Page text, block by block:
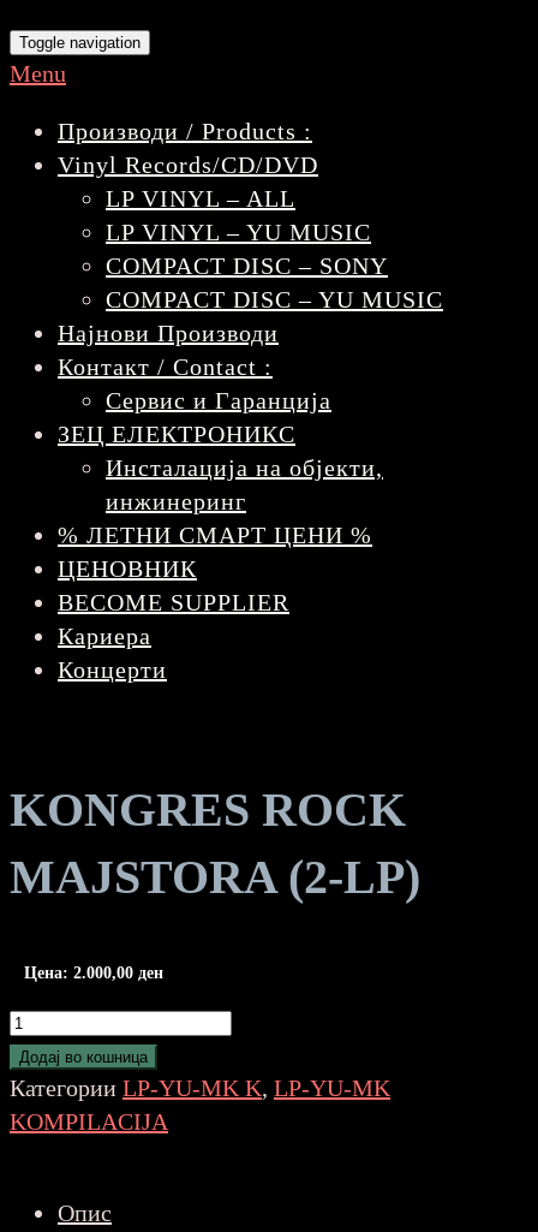
Toggle navigation
Menu
Производи / Products :
Vinyl Records/CD/DVD
LP VINYL – ALL
LP VINYL – YU MUSIC
COMPACT DISC – SONY
COMPACT DISC – YU MUSIC
Најнови Производи
Контакт / Contact :
Сервис и Гаранција
ЗЕЦ ЕЛЕКТРОНИКС
Инсталација на објекти,
инжинеринг
% ЛЕТНИ СМАРТ ЦЕНИ %
ЦЕНОВНИК
BECOME SUPPLIER
Кариера
Концерти
KONGRES ROCK
MAJSTORA (2-LP)
Цена: 2.000,00 ден
KONGRES
ROCK
MAJSTORA
(2-
Додај во кошница
Категории LP-YU-MK K, LP-YU-MK
KOMPILACIJA
Опис